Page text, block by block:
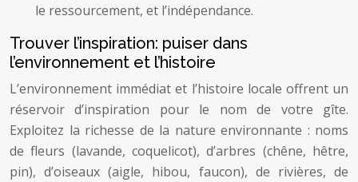
le ressourcement, et l’indépendance.
Trouver l’inspiration: puiser dans
l’environnement et l’histoire
L’environnement immédiat et l’histoire locale offrent un
réservoir d’inspiration pour le nom de votre gîte.
Exploitez la richesse de la nature environnante : noms
de fleurs (lavande, coquelicot), d’arbres (chêne, hêtre,
pin), d’oiseaux (aigle, hibou, faucon), de rivières, de